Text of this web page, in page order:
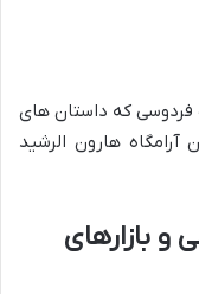
فردوسی که داستان های
هارون الرشید
و بازارهای